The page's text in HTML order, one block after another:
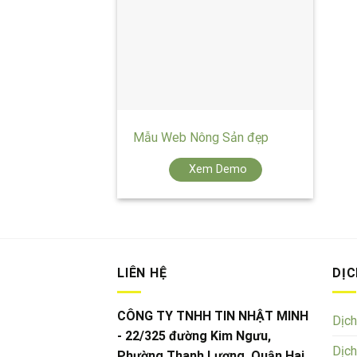
Mẫu Web Nông Sản đẹp
Xem Demo
LIÊN HỆ
CÔNG TY TNHH TIN NHẬT MINH
- 22/325 đường Kim Ngưu,